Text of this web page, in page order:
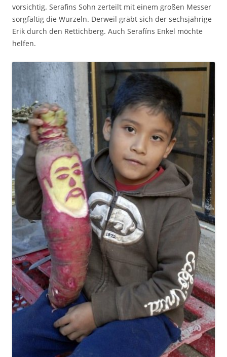
vorsichtig. Serafins Sohn zerteilt mit einem großen Messer
sorgfältig die Wurzeln. Derweil gräbt sich der sechsjährige
Erik durch den Rettichberg. Auch Serafíns Enkel möchte
helfen.